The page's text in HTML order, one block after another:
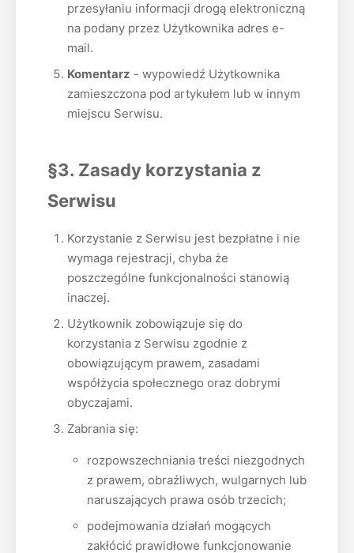
przesyłaniu informacji drogą elektroniczną
na podany przez Użytkownika adres e-
mail.
Komentarz - wypowiedź Użytkownika
zamieszczona pod artykułem lub w innym
miejscu Serwisu.
§3. Zasady korzystania z
Serwisu
Korzystanie z Serwisu jest bezpłatne i nie
wymaga rejestracji, chyba że
poszczególne funkcjonalności stanowią
inaczej.
Użytkownik zobowiązuje się do
korzystania z Serwisu zgodnie z
obowiązującym prawem, zasadami
współżycia społecznego oraz dobrymi
obyczajami.
Zabrania się:
rozpowszechniania treści niezgodnych
z prawem, obraźliwych, wulgarnych lub
naruszających prawa osób trzecich;
podejmowania działań mogących
zakłócić prawidłowe funkcjonowanie